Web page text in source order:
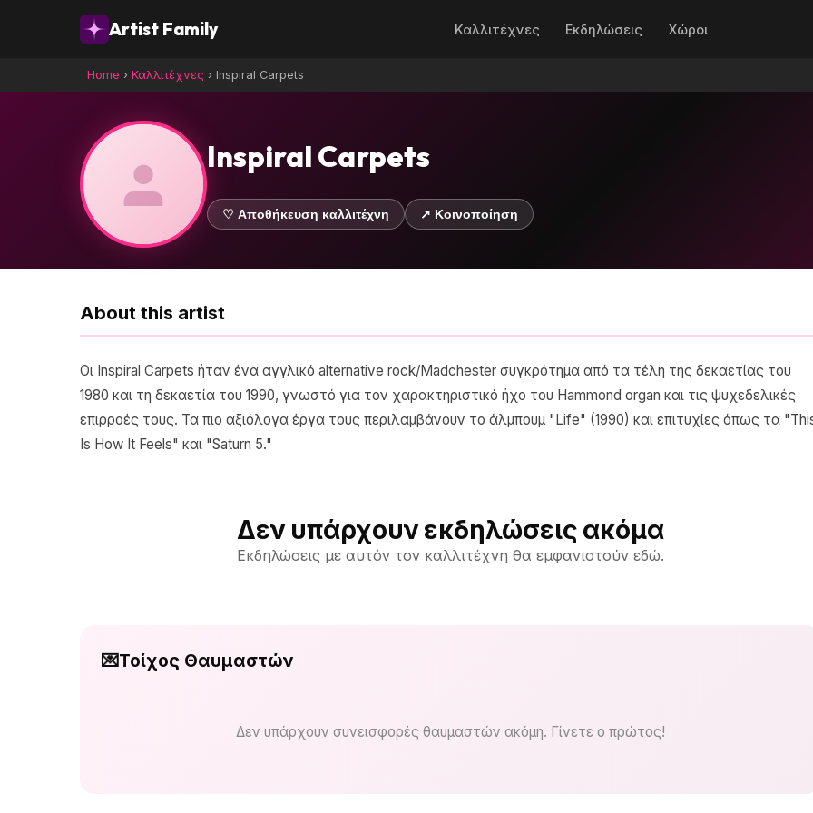
Artist Family Καλλιτέχνες Εκδηλώσεις Χώροι
Home › Καλλιτέχνες › Inspiral Carpets
Inspiral Carpets
♡ Αποθήκευση καλλιτέχνη ↗ Κοινοποίηση
About this artist
Οι Inspiral Carpets ήταν ένα αγγλικό alternative rock/Madchester συγκρότημα από τα τέλη της δεκαετίας του
1980 και τη δεκαετία του 1990, γνωστό για τον χαρακτηριστικό ήχο του Hammond organ και τις ψυχεδελικές
επιρροές τους. Τα πιο αξιόλογα έργα τους περιλαμβάνουν το άλμπουμ "Life" (1990) και επιτυχίες όπως τα
Is How It Feels" και "Saturn 5."
Δεν υπάρχουν εκδηλώσεις ακόμα
Εκδηλώσεις με αυτόν τον καλλιτέχνη θα εμφανιστούν εδώ.
💌Τοίχος Θαυμαστών
Δεν υπάρχουν συνεισφορές θαυμαστών ακόμη. Γίνετε ο πρώτος!